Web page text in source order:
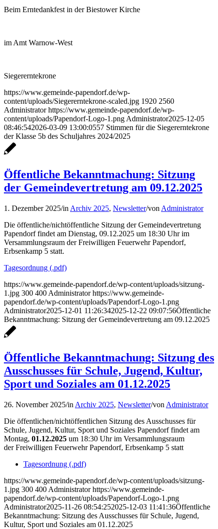
Beim Erntedankfest in der Biestower Kirche
im Amt Warnow-West
Siegererntekrone
https://www.gemeinde-papendorf.de/wp-
content/uploads/Siegererntekrone-scaled.jpg 1920 2560
Administrator https://www.gemeinde-papendorf.de/wp-
content/uploads/Papendorf-Logo-1.png Administrator2025-12-05
08:46:542026-03-09 13:00:0557 Stimmen für die Siegererntekrone
der Klasse 5b des Schuljahres 2024/2025
Öffentliche Bekanntmachung: Sitzung
der Gemeindevertretung am 09.12.2025
1. Dezember 2025/in Archiv 2025, Newsletter/von Administrator
Die öffentliche/nichtöffentliche Sitzung der Gemeindevertretung
Papendorf findet am Dienstag, 09.12.2025 um 18:30 Uhr im
Versammlungsraum der Freiwilligen Feuerwehr Papendorf,
Erbsenkamp 5 statt.
Tagesordnung (.pdf)
https://www.gemeinde-papendorf.de/wp-content/uploads/sitzung-
1.jpg 300 400 Administrator https://www.gemeinde-
papendorf.de/wp-content/uploads/Papendorf-Logo-1.png
Administrator2025-12-01 11:26:342025-12-22 09:07:56Öffentliche
Bekanntmachung: Sitzung der Gemeindevertretung am 09.12.2025
Öffentliche Bekanntmachung: Sitzung des
Ausschusses für Schule, Jugend, Kultur,
Sport und Soziales am 01.12.2025
26. November 2025/in Archiv 2025, Newsletter/von Administrator
Die öffentlichen/nichtöffentlichen Sitzung des Ausschusses für
Schule, Jugend, Kultur, Sport und Soziales Papendorf findet am
Montag, 01.12.2025 um 18:30 Uhr im Versammlungsraum
der Freiwilligen Feuerwehr Papendorf, Erbsenkamp 5 statt
Tagesordnung (.pdf)
https://www.gemeinde-papendorf.de/wp-content/uploads/sitzung-
1.jpg 300 400 Administrator https://www.gemeinde-
papendorf.de/wp-content/uploads/Papendorf-Logo-1.png
Administrator2025-11-26 08:54:252025-12-03 11:41:36Öffentliche
Bekanntmachung: Sitzung des Ausschusses für Schule, Jugend,
Kultur, Sport und Soziales am 01.12.2025